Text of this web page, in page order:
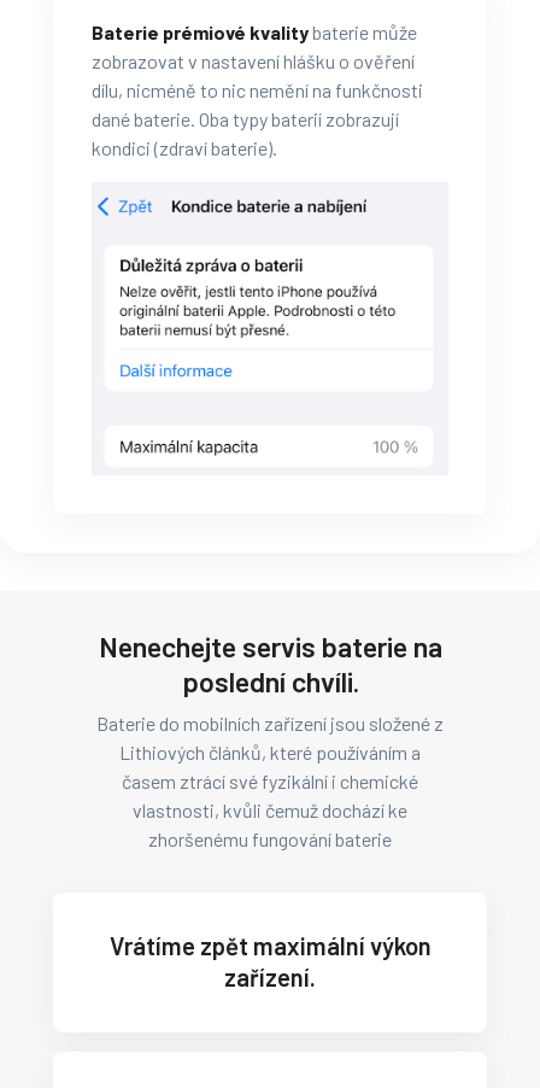
Baterie prémiové kvalitybaterie může
zobrazovat v nastavení hlášku o ověření
dílu, nicméně to nic nemění na funkčnosti
dané baterie. Oba typy baterií zobrazují
kondici (zdraví baterie).
Nenechejte servis baterie na
poslední chvíli.
Baterie do mobilních zařízení jsou složené z
Lithiových článků, které používáním a
časem ztrácí své fyzikální i chemické
vlastnosti, kvůli čemuž dochází ke
zhoršenému fungování baterie
Vrátíme zpět maximální výkon
zařízení.